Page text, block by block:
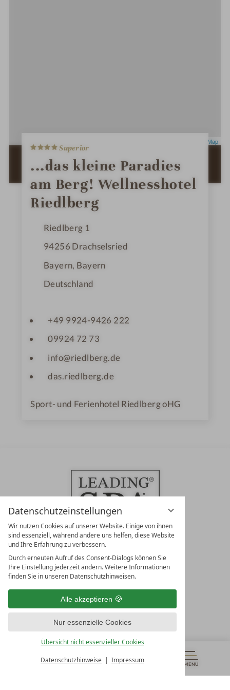
Datenschutzeinstellungen
Wir nutzen Cookies auf unserer Website. Einige von ihnen
sind essenziell, während andere uns helfen, diese Website
und Ihre Erfahrung zu verbessern.
Durch erneuten Aufruf des Consent-Dialogs können Sie
Ihre Einstellung jederzeit ändern. Weitere Informationen
finden Sie in unseren Datenschutzhinweisen.
Alle akzeptieren
Nur essenzielle Cookies
Übersicht nicht essenzieller Cookies
Datenschutzhinweise Impressum
MENÜ
GUTSCHEINE & MEHR ALLE RESORTS
OpenStreetMap
ZUR ROUTENPLANUNG MIT GOOGLE
MAPS
4
S
t
e
r
n
e
Superior
...das kleine Paradies
am Berg! Wellnesshotel
Riedlberg
Riedlberg 1
94256 Drachselsried
Bayern, Bayern
Deutschland
+49 9924-9426 222
09924 72 73
info@riedlberg.de
das.riedlberg.de
Sport- und Ferienhotel Riedlberg oHG
LEADING SPA RESORTS
10. Oktober Str. 17/Top 1
Österreich
T +43 4242 22077
UNSERE ÖFFNUNGSZEITEN